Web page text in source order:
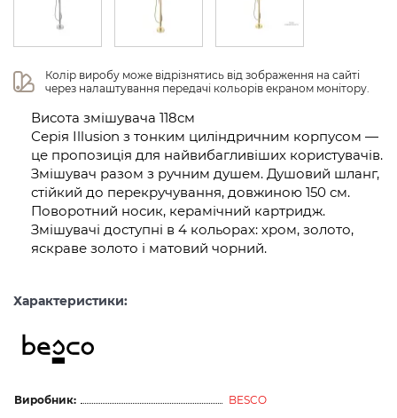
Колір виробу може відрізнятись від зображення на сайті
через налаштування передачі кольорів екраном монітору.
Висота змішувача 118см
Серія Illusion з тонким циліндричним корпусом —
це пропозиція для найвибагливіших користувачів.
Змішувач разом з ручним душем. Душовий шланг,
стійкий до перекручування, довжиною 150 см.
Поворотний носик, керамічний картридж.
Змішувачі доступні в 4 кольорах: хром, золото,
яскраве золото і матовий чорний.
Характеристики:
Виробник:
BESCO